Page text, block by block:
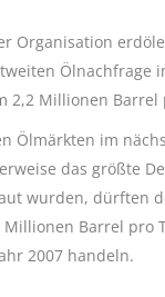
Organisation
Ölnachfrage
2,2 Millionen
Ölmärkten im
das größte
wurden, dürften
Barrel pro
2007 handeln.